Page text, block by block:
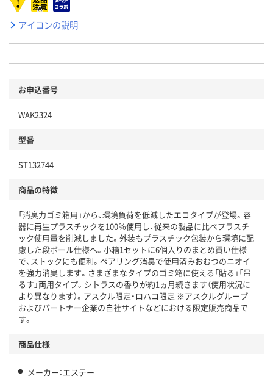
アイコンの説明
お申込番号
WAK2324
型番
ST132744
商品の特徴
「消臭力ゴミ箱用」から、環境負荷を低減したエコタイプが登場。容
器に再生プラスチックを100％使用し、従来の製品に比べプラスチ
ック使用量を削減しました。外装もプラスチック包装から環境に配
慮した段ボール仕様へ。小箱1セットに6個入りのまとめ買い仕様
で、ストックにも便利。ペアリング消臭で使用済みおむつのニオイ
を強力消臭します。さまざまなタイプのゴミ箱に使える「貼る」「吊
るす」両用タイプ。シトラスの香りが約1ヵ月続きます（使用状況に
より異なります）。アスクル限定・ロハコ限定 ※アスクルグループ
およびパートナー企業の自社サイトなどにおける限定販売商品で
す。
商品仕様
メーカー：エステー